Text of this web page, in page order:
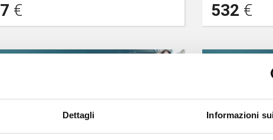
Dettagli Informazioni
€ 532 €